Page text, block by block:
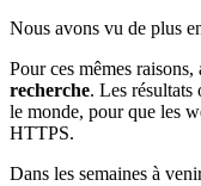
Nous avons vu de plus
Pour ces mêmes
recherche. Les résultats
le monde, pour que les
HTTPS.
Dans les semaines à